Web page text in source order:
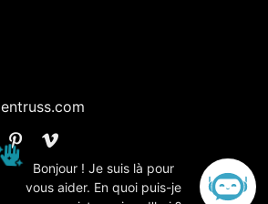
Bonjour ! Je suis là pour
vous aider. En quoi puis-je